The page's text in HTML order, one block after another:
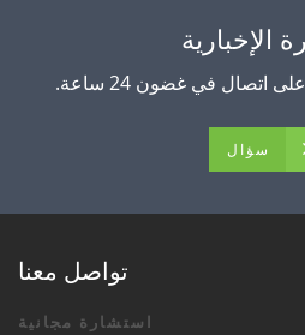
الإخبارية
في غضون 24 ساعة.
سؤال
تواصل معنا
استشارة مجانية